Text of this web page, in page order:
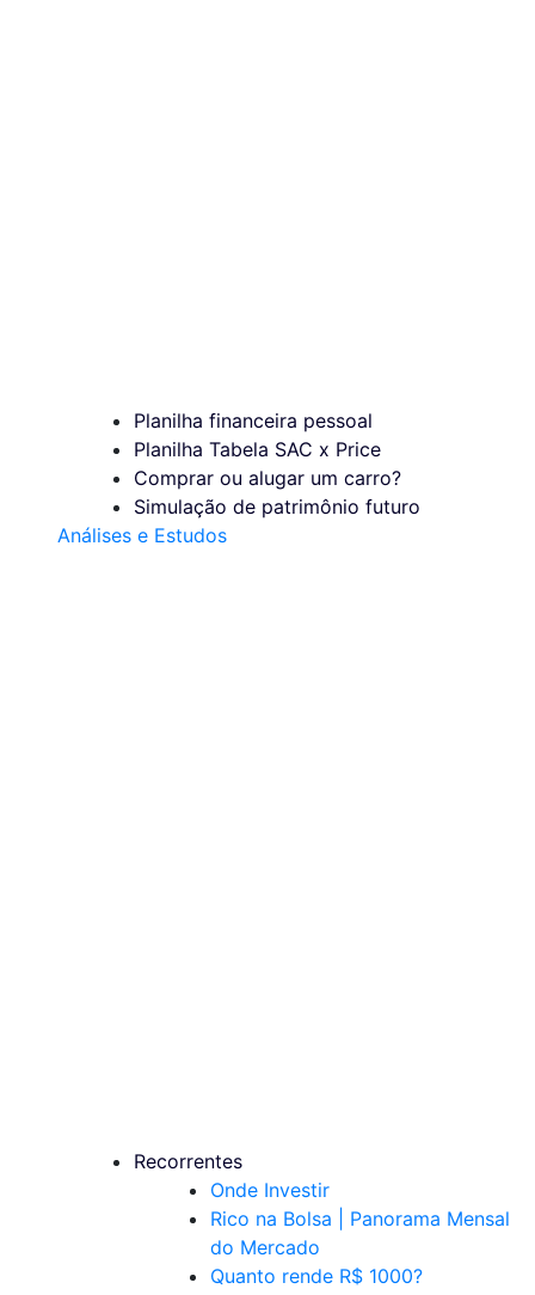
Planilha financeira pessoal
Planilha Tabela SAC x Price
Comprar ou alugar um carro?
Simulação de patrimônio futuro
Análises e Estudos
Recorrentes
Onde Investir
Rico na Bolsa | Panorama Mensal
do Mercado
Quanto rende R$ 1000?